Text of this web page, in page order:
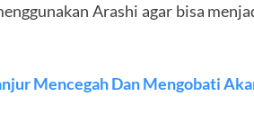
Arashi agar bisa
Mencegah Dan Mengobati